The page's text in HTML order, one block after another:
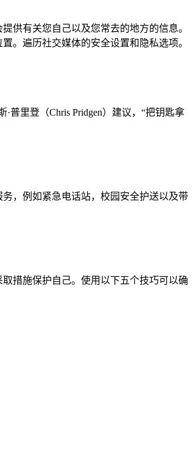
供有关您自己以及您常去的地方的信息。
。遍历社交媒体的安全设置和隐私选项。
里登（Chris Pridgen）建议，“把钥匙拿
，例如紧急电话站，校园安全护送以及带
措施保护自己。使用以下五个技巧可以确